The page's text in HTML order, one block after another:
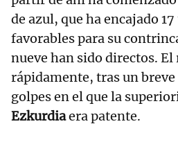
de azul, que ha encajado
favorables para su
nueve han sido directos. El
rápidamente, tras un
golpes en el que la
Ezkurdiaera patente.